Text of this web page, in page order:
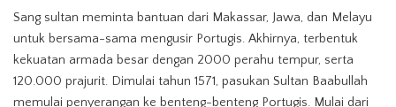
Sang sultan meminta bantuan dari Makassar, Jawa, dan Melayu
untuk bersama-sama mengusir Portugis. Akhirnya, terbentuk
kekuatan armada besar dengan 2000 perahu tempur, serta
120.000 prajurit. Dimulai tahun 1571, pasukan Sultan Baabullah
memulai penyerangan ke benteng-benteng Portugis. Mulai dari